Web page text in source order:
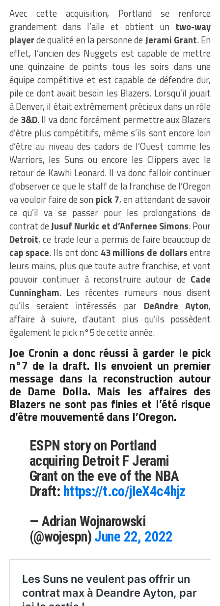
Avec cette acquisition, Portland se renforce
grandement dans l’aile et obtient un two-way
playerde qualité en la personne de Jerami Grant. En
effet, l’ancien des Nuggets est capable de mettre
une quinzaine de points tous les soirs dans une
équipe compétitive et est capable de défendre dur,
pile ce dont avait besoin les Blazers. Lorsqu’il jouait
à Denver, il était extrêmement précieux dans un rôle
de 3&D. Il va donc forcément permettre aux Blazers
d’être plus compétitifs, même s’ils sont encore loin
d’être au niveau des cadors de l’Ouest comme les
Warriors, les Suns ou encore les Clippers avec le
retour de Kawhi Leonard. Il va donc falloir continuer
d’observer ce que le staff de la franchise de l’Oregon
va vouloir faire de son pick 7, en attendant de savoir
ce qu’il va se passer pour les prolongations de
contrat deJusuf Nurkic et d’Anfernee Simons. Pour
Detroit, ce trade leur a permis de faire beaucoup de
cap space. Ils ont donc 43 millions de dollarsentre
leurs mains, plus que toute autre franchise, et vont
pouvoir continuer à reconstruire autour de Cade
Cunningham. Les récentes rumeurs nous disent
qu’ils seraient intéressés par DeAndre Ayton,
affaire à suivre, d’autant plus qu’ils possèdent
également le pick n°5 de cette année.
Joe Cronin a donc réussi à garder le pick
n°7 de la draft. Ils envoient un premier
message dans la reconstruction autour
de Dame Dolla. Mais les affaires des
Blazers ne sont pas finies et l’été risque
d’être mouvementé dans l’Oregon.
ESPN story on Portland
acquiring Detroit F Jerami
Grant on the eve of the NBA
Draft: https://t.co/jIeX4c4hjz
— Adrian Wojnarowski
(@wojespn) June 22, 2022